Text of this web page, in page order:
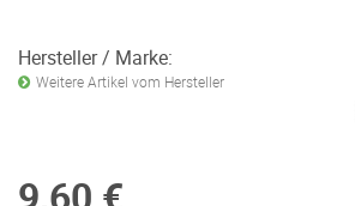
Hersteller / Marke:
Weitere Artikel vom Hersteller
9,60 €